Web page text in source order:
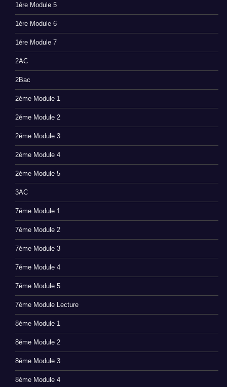
1ére Module 5
1ére Module 6
1ére Module 7
2AC
2Bac
2éme Module 1
2éme Module 2
2éme Module 3
2éme Module 4
2éme Module 5
3AC
7éme Module 1
7éme Module 2
7éme Module 3
7éme Module 4
7éme Module 5
7éme Module Lecture
8éme Module 1
8éme Module 2
8éme Module 3
8éme Module 4